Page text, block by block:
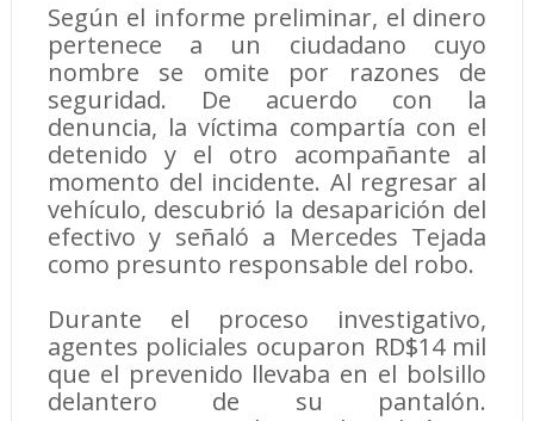
Según el informe preliminar, el dinero
pertenece a un ciudadano cuyo
nombre se omite por razones de
seguridad. De acuerdo con la
denuncia, la víctima compartía con el
detenido y el otro acompañante al
momento del incidente. Al regresar al
vehículo, descubrió la desaparición del
efectivo y señaló a Mercedes Tejada
como presunto responsable del robo.
Durante el proceso investigativo,
agentes policiales ocuparon RD$14 mil
que el prevenido llevaba en el bolsillo
delantero de su pantalón.